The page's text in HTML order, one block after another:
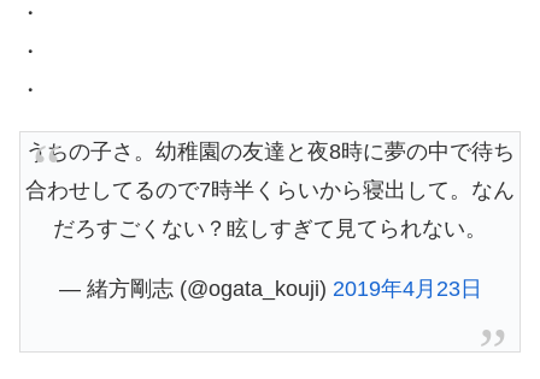
・
・
・
うちの子さ。幼稚園の友達と夜8時に夢の中で待ち
合わせしてるので7時半くらいから寝出して。なん
だろすごくない？眩しすぎて見てられない。
— 緒方剛志 (@ogata_kouji) 2019年4月23日